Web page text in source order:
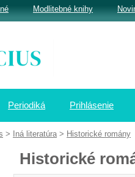
Periodiká Prihlásenie
Historické
Modlitebné knihy
> Iná literatúra> Historické romány